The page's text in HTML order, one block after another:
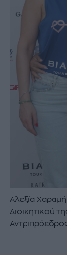
Αλεξία
Διοικητικού